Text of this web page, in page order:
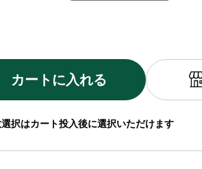
択はカート投入後に選択いただけます
カートに入れる